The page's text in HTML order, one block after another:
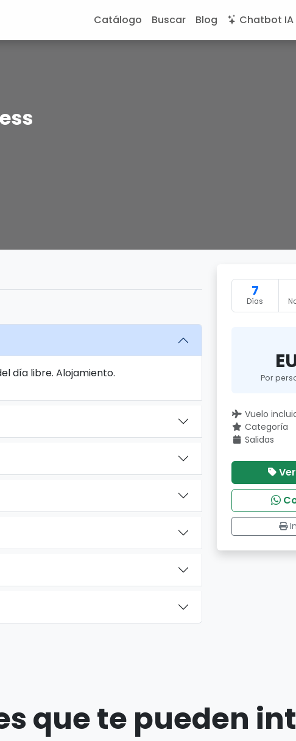
Catálogo Buscar Blog Chatbot IA
día libre. Alojamiento.
7
Días
Por
Vuelo
Categoría
Salidas
que te pueden